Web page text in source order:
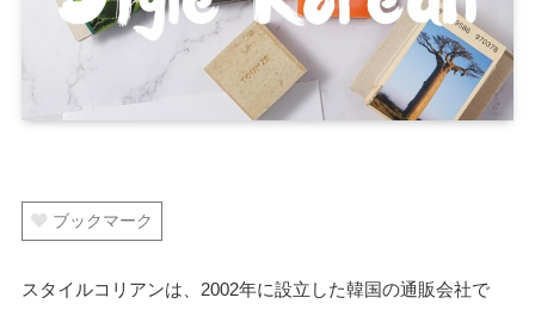
ブックマーク
スタイルコリアンは、2002年に設立した韓国の通販会社で